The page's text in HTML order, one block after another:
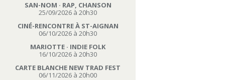
SAN-NOM · RAP, CHANSON
25/09/2026 à 20h30
CINÉ-RENCONTRE À ST-AIGNAN
06/10/2026 à 20h30
MARIOTTE · INDIE FOLK
16/10/2026 à 20h30
CARTE BLANCHE NEW TRAD FEST
06/11/2026 à 20h00